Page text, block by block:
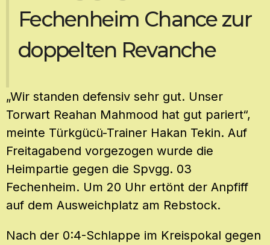
Fechenheim Chance zur
doppelten Revanche
„Wir standen defensiv sehr gut. Unser
Torwart Reahan Mahmood hat gut pariert“,
meinte Türkgücü-Trainer Hakan Tekin. Auf
Freitagabend vorgezogen wurde die
Heimpartie gegen die Spvgg. 03
Fechenheim. Um 20 Uhr ertönt der Anpfiff
auf dem Ausweichplatz am Rebstock.
Nach der 0:4-Schlappe im Kreispokal gegen